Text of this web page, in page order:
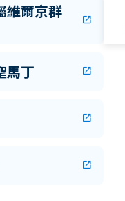
維爾京群
open_in_new
馬丁 open_in_new
open_in_new
open_in_new